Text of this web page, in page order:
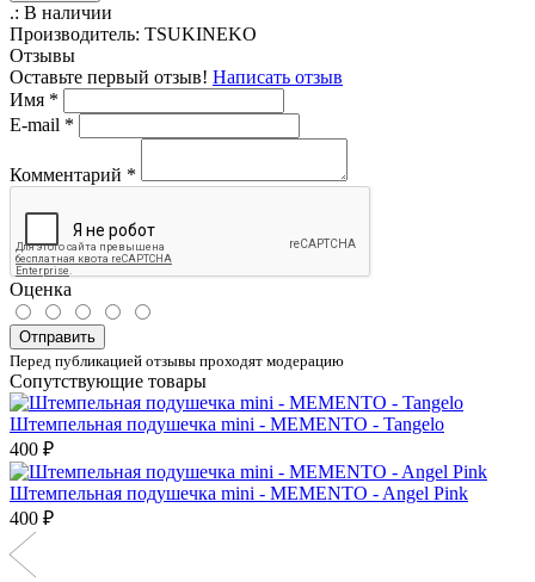
.: В наличии
Производитель: TSUKINEKO
Отзывы
Оставьте первый отзыв! Написать отзыв
Имя *
E-mail *
Комментарий *
Оценка
Отправить
Перед публикацией отзывы проходят модерацию
Сопутствующие товары
Штемпельная подушечка mini - MEMENTO - Tangelo
400 ₽
Штемпельная подушечка mini - MEMENTO - Angel Pink
400 ₽